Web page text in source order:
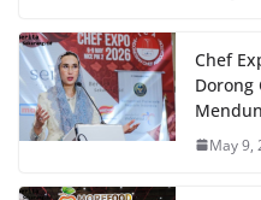
Chef
Dorong
May 9,